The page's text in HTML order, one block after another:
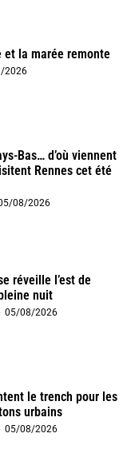
et la marée remonte
2026
Bas… d’où viennent
Rennes cet été
08/2026
réveille l’est de
nuit
05/08/2026
le trench pour les
urbains
05/08/2026